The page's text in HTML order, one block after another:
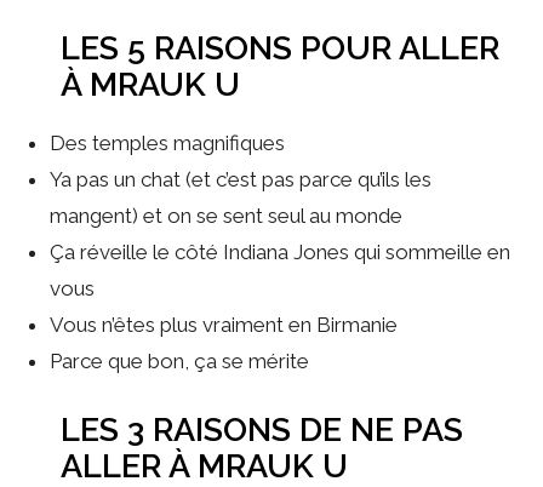
LES 5 RAISONS POUR ALLER
À MRAUK U
Des temples magnifiques
Ya pas un chat (et c’est pas parce qu’ils les
mangent) et on se sent seul au monde
Ça réveille le côté Indiana Jones qui sommeille en
vous
Vous n’êtes plus vraiment en Birmanie
Parce que bon, ça se mérite
LES 3 RAISONS DE NE PAS
ALLER À MRAUK U